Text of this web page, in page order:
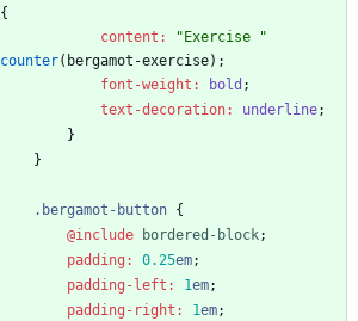
{
content : " Exercise
"
counter( bergamot-exercise) ;
font-weight : bold ;
text-decoration: underline;
}
}
. bergamot-button {
@include bordered-block;
padding : 0.25em;
padding-left : 1em;
padding-right : 1em;